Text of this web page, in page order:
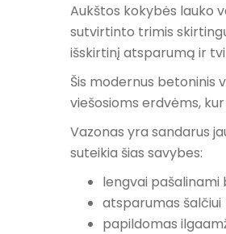
Aukštos kokybės lauko
sutvirtinto trimis
išskirtinį atsparumą ir
Šis modernus betoninis
viešosioms erdvėms,
Vazonas yra sandarus
suteikia šias savybes:
lengvai
atsparumas šalčiui
papildomas